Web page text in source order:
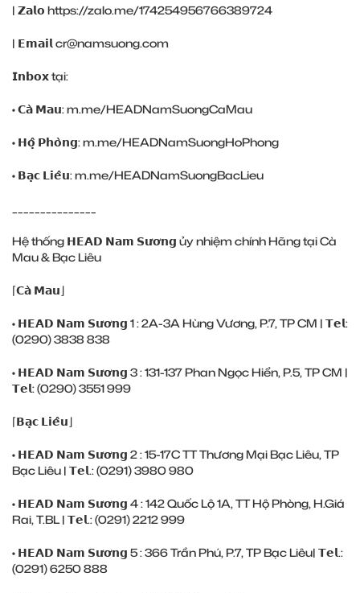
| 𝗭𝗮𝗹𝗼 https://zalo.me/174254956766389724
| 𝗘𝗺𝗮𝗶𝗹 cr@namsuong.com
𝗜𝗻𝗯𝗼𝘅 tại:
• 𝗖𝗮̀ 𝗠𝗮𝘂: m.me/HEADNamSuongCaMau
• 𝗛𝗼̣̂ 𝗣𝗵𝗼̀𝗻𝗴: m.me/HEADNamSuongHoPhong
• 𝗕𝗮̣𝗰 𝗟𝗶𝗲̂𝘂: m.me/HEADNamSuongBacLieu
Hệ thống 𝗛𝗘𝗔𝗗 𝗡𝗮𝗺 𝗦𝘂̛𝗼̛𝗻𝗴 ủy nhiệm chính Hãng tại Cà
Mau & Bạc Liêu
⌈𝗖𝗮̀ 𝗠𝗮𝘂⌋
• 𝗛𝗘𝗔𝗗 𝗡𝗮𝗺 𝗦𝘂̛𝗼̛𝗻𝗴 1 : 2A-3A Hùng Vương, P.7, TP CM | 𝗧𝗲𝗹:
(0290) ‎3838 838
• 𝗛𝗘𝗔𝗗 𝗡𝗮𝗺 𝗦𝘂̛𝗼̛𝗻𝗴 3 : 131-137 Phan Ngọc Hiển, P.5, TP CM |
𝗧𝗲𝗹: (0290) ‎3551 999
⌈𝗕𝗮̣𝗰 𝗟𝗶𝗲̂𝘂⌋
• 𝗛𝗘𝗔𝗗 𝗡𝗮𝗺 𝗦𝘂̛𝗼̛𝗻𝗴 2 : 15-17C TT Thương Mại Bạc Liêu, TP
Bạc Liêu | 𝗧𝗲𝗹.: (0291) ‎3980 980
• 𝗛𝗘𝗔𝗗 𝗡𝗮𝗺 𝗦𝘂̛𝗼̛𝗻𝗴 4 : 142 Quốc Lộ 1A, TT Hộ Phòng, H.Giá
Rai, T.BL | 𝗧𝗲𝗹.: (0291) ‎2212 999
• 𝗛𝗘𝗔𝗗 𝗡𝗮𝗺 𝗦𝘂̛𝗼̛𝗻𝗴 5 : 366 Trần Phú, P.7, TP Bạc Liêu| 𝗧𝗲𝗹.:
(0291) ‎6250 888